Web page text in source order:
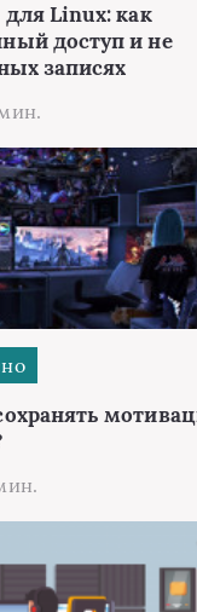
Linux: как
доступ и не
записях